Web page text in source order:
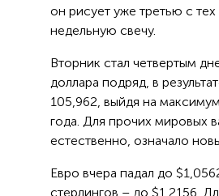
он рисует уже третью с
недельную свечу.
Вторник стал четвертым
доллара подряд, в
105,962, выйдя на
года. Для прочих мировых
естественно, означало
Евро вчера падал до
стерлингов – до $1,2156.